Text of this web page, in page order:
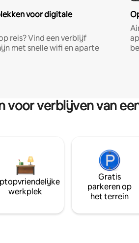
voor digitale
reis? Vind een verblijf
met snelle wifi en aparte
voor verblijven van
werkplek
Gratis
parkeren op
het terrein